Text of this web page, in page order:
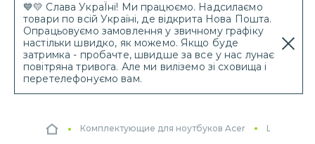
💙💛 Слава УкраЇні! Ми працюємо. Надсилаємо
товари по всій Україні, де відкрита Нова Пошта.
Опрацьовуємо замовлення у звичному графіку
настільки швидко, як можемо. Якщо буде
затримка - пробачте, швидше за все у нас лунає
повітряна тривога. Але ми виліземо зі сховища і
перетелефонуємо вам.
Комплектующие для ноутбуков Acer Шлейфы